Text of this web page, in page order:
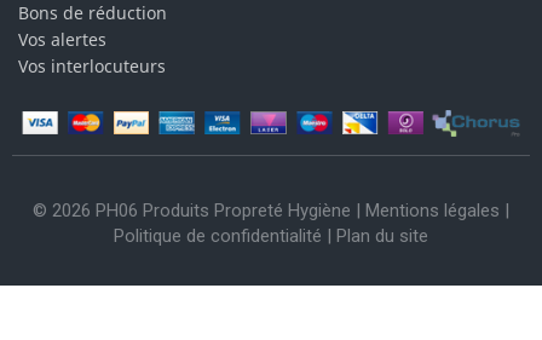
Bons de réduction
Vos alertes
Vos interlocuteurs
© 2026 PH06 Produits Propreté Hygiène | Mentions légales |
Politique de confidentialité | Plan du site